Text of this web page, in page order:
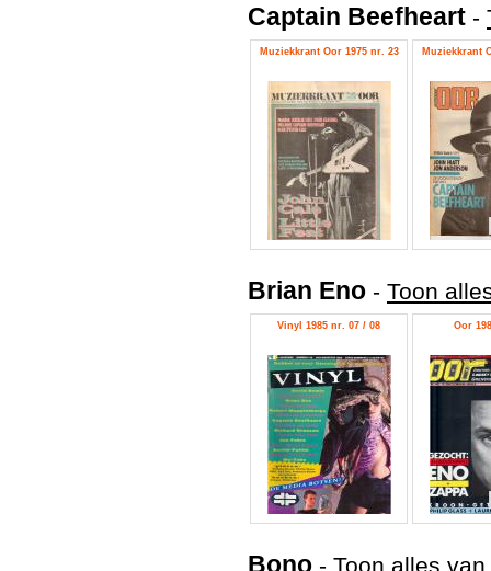
Captain Beefheart -
Muziekkrant Oor 1975 nr. 23 Muziekkrant
Brian Eno - Toon
Vinyl 1985 nr. 07 / 08 Oor
Bono - Toon alles van